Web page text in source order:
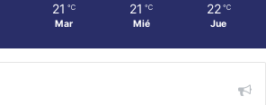
21 ℃
Mar
21 ℃
Mié
22 ℃
Jue